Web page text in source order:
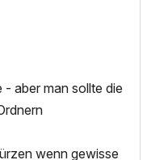
aber man sollte die
wenn gewisse